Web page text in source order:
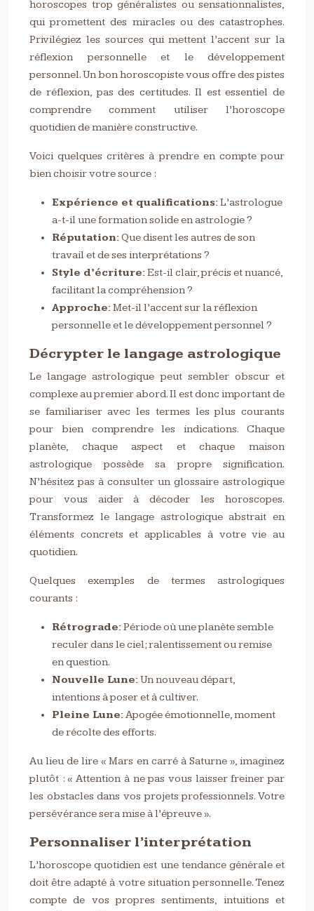
horoscopes trop généralistes ou sensationnalistes,
qui promettent des miracles ou des catastrophes.
Privilégiez les sources qui mettent l’accent sur la
réflexion personnelle et le développement
personnel. Un bon horoscopiste vous offre des pistes
de réflexion, pas des certitudes. Il est essentiel de
comprendre comment utiliser l’horoscope
quotidien de manière constructive.
Voici quelques critères à prendre en compte pour
bien choisir votre source :
Expérience et qualifications:L’astrologue
a-t-il une formation solide en astrologie ?
Réputation:Que disent les autres de son
travail et de ses interprétations ?
Style d’écriture:Est-il clair, précis et nuancé,
facilitant la compréhension ?
Approche:Met-il l’accent sur la réflexion
personnelle et le développement personnel ?
Décrypter le langage astrologique
Le langage astrologique peut sembler obscur et
complexe au premier abord. Il est donc important de
se familiariser avec les termes les plus courants
pour bien comprendre les indications. Chaque
planète, chaque aspect et chaque maison
astrologique possède sa propre signification.
N’hésitez pas à consulter un glossaire astrologique
pour vous aider à décoder les horoscopes.
Transformez le langage astrologique abstrait en
éléments concrets et applicables à votre vie au
quotidien.
Quelques exemples de termes astrologiques
courants :
Rétrograde:Période où une planète semble
reculer dans le ciel; ralentissement ou remise
en question.
Nouvelle Lune:Un nouveau départ,
intentions à poser et à cultiver.
Pleine Lune:Apogée émotionnelle, moment
de récolte des efforts.
Au lieu de lire « Mars en carré à Saturne », imaginez
plutôt : « Attention à ne pas vous laisser freiner par
les obstacles dans vos projets professionnels. Votre
persévérance sera mise à l’épreuve ».
Personnaliser l’interprétation
L’horoscope quotidien est une tendance générale et
doit être adapté à votre situation personnelle. Tenez
compte de vos propres sentiments, intuitions et